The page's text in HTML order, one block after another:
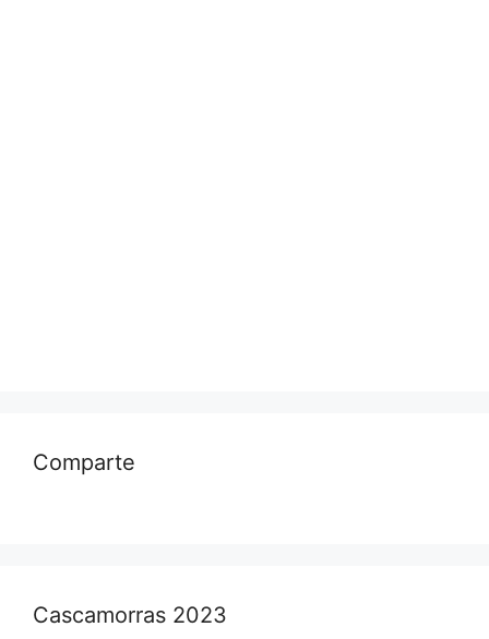
Comparte
Cascamorras 2023